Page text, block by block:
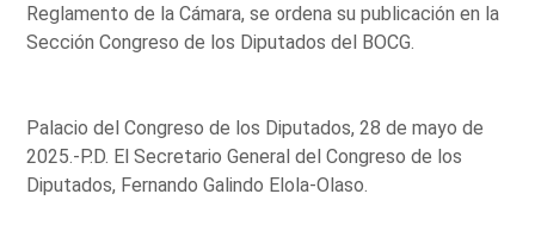
Reglamento de la Cámara, se ordena su publicación en la
Sección Congreso de los Diputados del BOCG.
Palacio del Congreso de los Diputados, 28 de mayo de
2025.-P.D. El Secretario General del Congreso de los
Diputados, Fernando Galindo Elola-Olaso.